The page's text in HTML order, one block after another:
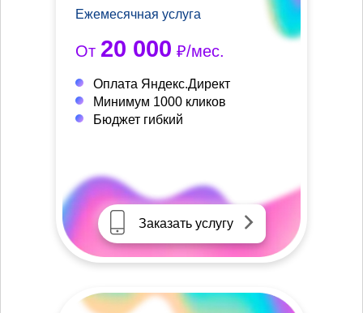
Ежемесячная услуга
От 20 000 ₽/мес.
Оплата Яндекс.Директ
Минимум 1000 кликов
Бюджет гибкий
Заказать услугу